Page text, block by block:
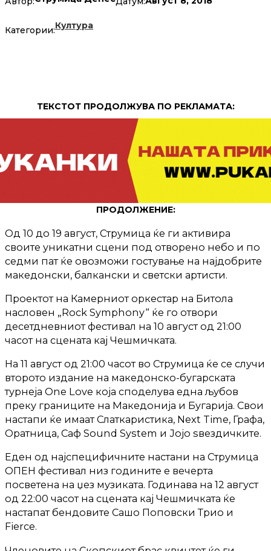
Категории:Култура
ТЕКСТОТ ПРОДОЛЖУВА ПО РЕКЛАМАТА:
ПРОДОЛЖЕНИЕ:
Од 10 до 19 август, Струмица ќе ги активира
своите уникатни сцени под отворено небо и по
седми пат ќе овозможи гостување на најдобрите
македонски, балкански и светски артисти.
Проектот на Камерниот оркестар на Битола
насловен „Rock Symphony“ ќе го отвори
десетдневниот фестивал на 10 август од 21:00
часот на сцената кај Чешмичката.
На 11 август од 21:00 часот во Струмица ќе се случи
второто издание на македонско-бугарската
турнеја One Lovе која споделува една љубов
преку границите на Македонија и Бугарија. Свои
настапи ќе имаат Слаткаристика, Next Time, Графа,
Оратница, Саф Sound System и Јојо ѕвездичките.
Еден од најспецифичните настани на Струмица
ОПЕН фестивал низ годините е вечерта
посветена на џез музиката. Годинава на 12 август
од 22:00 часот на сцената кај Чешмичката ќе
настапат бендовите Сашо Поповски Трио и
Fierce.